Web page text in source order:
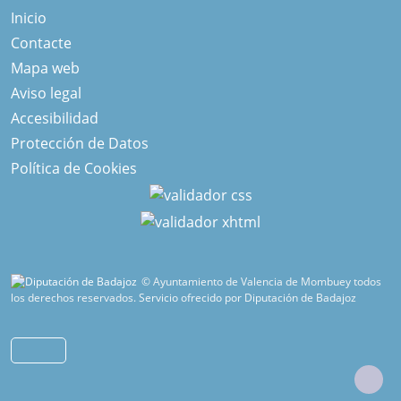
Inicio
Contacte
Mapa web
Aviso legal
Accesibilidad
Protección de Datos
Política de Cookies
© Ayuntamiento de Valencia de Mombuey todos
los derechos reservados.Servicio ofrecido por Diputación de Badajoz